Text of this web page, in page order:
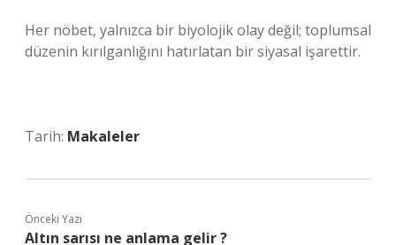
Her nöbet, yalnızca bir biyolojik olay değil; toplumsal
düzenin kırılganlığını hatırlatan bir siyasal işarettir.
Tarih: Makaleler
Önceki Yazı
Altın sarısı ne anlama gelir ?